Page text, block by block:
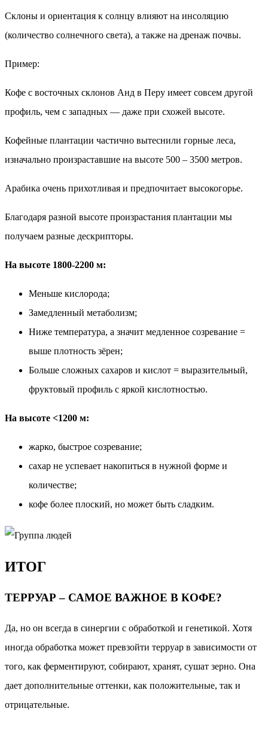
Склоны и ориентация к солнцу влияют на инсоляцию
(количество солнечного света), а также на дренаж почвы.
Пример:
Кофе с восточных склонов Анд в Перу имеет совсем другой
профиль, чем с западных — даже при схожей высоте.
Кофейные плантации частично вытеснили горные леса,
изначально произраставшие на высоте 500 – 3500 метров.
Арабика очень прихотливая и предпочитает высокогорье.
Благодаря разной высоте произрастания плантации мы
получаем разные дескрипторы.
На высоте 1800-2200 м:
Меньше кислорода;
Замедленный метаболизм;
Ниже температура, а значит медленное созревание =
выше плотность зёрен;
Больше сложных сахаров и кислот = выразительный,
фруктовый профиль с яркой кислотностью.
На высоте <1200 м:
жарко, быстрое созревание;
сахар не успевает накопиться в нужной форме и
количестве;
кофе более плоский, но может быть сладким.
ИТОГ
ТЕРРУАР – САМОЕ ВАЖНОЕ В КОФЕ?
Да, но он всегда в синергии с обработкой и генетикой. Хотя
иногда обработка может превзойти терруар в зависимости от
того, как ферментируют, собирают, хранят, сушат зерно. Она
дает дополнительные оттенки, как положительные, так и
отрицательные.